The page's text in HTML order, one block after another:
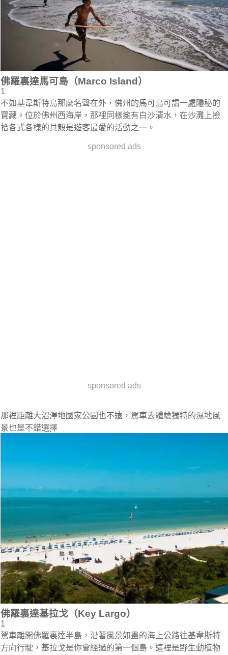
佛羅裏達馬可島（Marco Island）
1
不如基韋斯特島那麼名聲在外，佛州的馬可島可謂一處隱秘的
寶藏。位於佛州西海岸，那裡同樣擁有白沙清水，在沙灘上撿
拾各式各樣的貝殼是遊客最愛的活動之一。
sponsored ads
sponsored ads
那裡距離大沼澤地國家公園也不遠，駕車去體驗獨特的濕地風
景也是不錯選擇
佛羅裏達基拉戈（Key Largo）
1
駕車離開佛羅裏達半島，沿著風景如畫的海上公路往基韋斯特
方向行駛，基拉戈是你會經過的第一個島。這裡是野生動植物